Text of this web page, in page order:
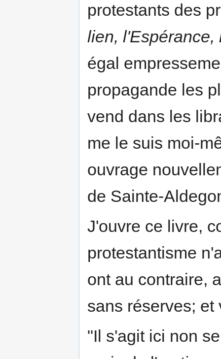
protestants des
lien, l'Espérance,
égal
propagande les
vend dans les
me le suis moi-
ouvrage
de Sainte-
J'ouvre ce livre,
protestantisme
ont au contraire,
sans réserves; et
"Il s'agit ici non